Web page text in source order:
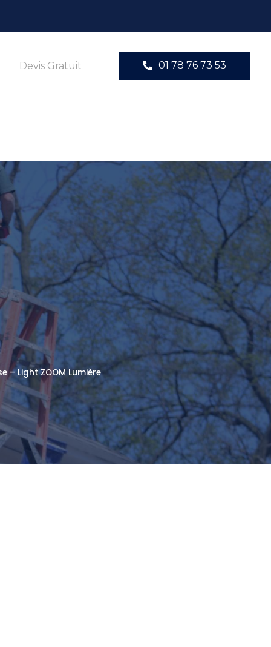
Devis Gratuit 01 78 76 73 53
– Light ZOOM Lumière